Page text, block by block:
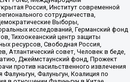
Россия, Институт современной
сотрудничества,
Выборы,
исследований, Германский фонд
Тихоокеанский центр защиты
ресурсов, Свободная Россия,
Атлантический совет, Человек в беде,
Джеймстаунский фонд, Прожект
против насильственного извлечения
Фалуньгун, Коалиция по